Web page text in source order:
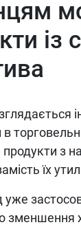
із
з
їх
уже
зменшення